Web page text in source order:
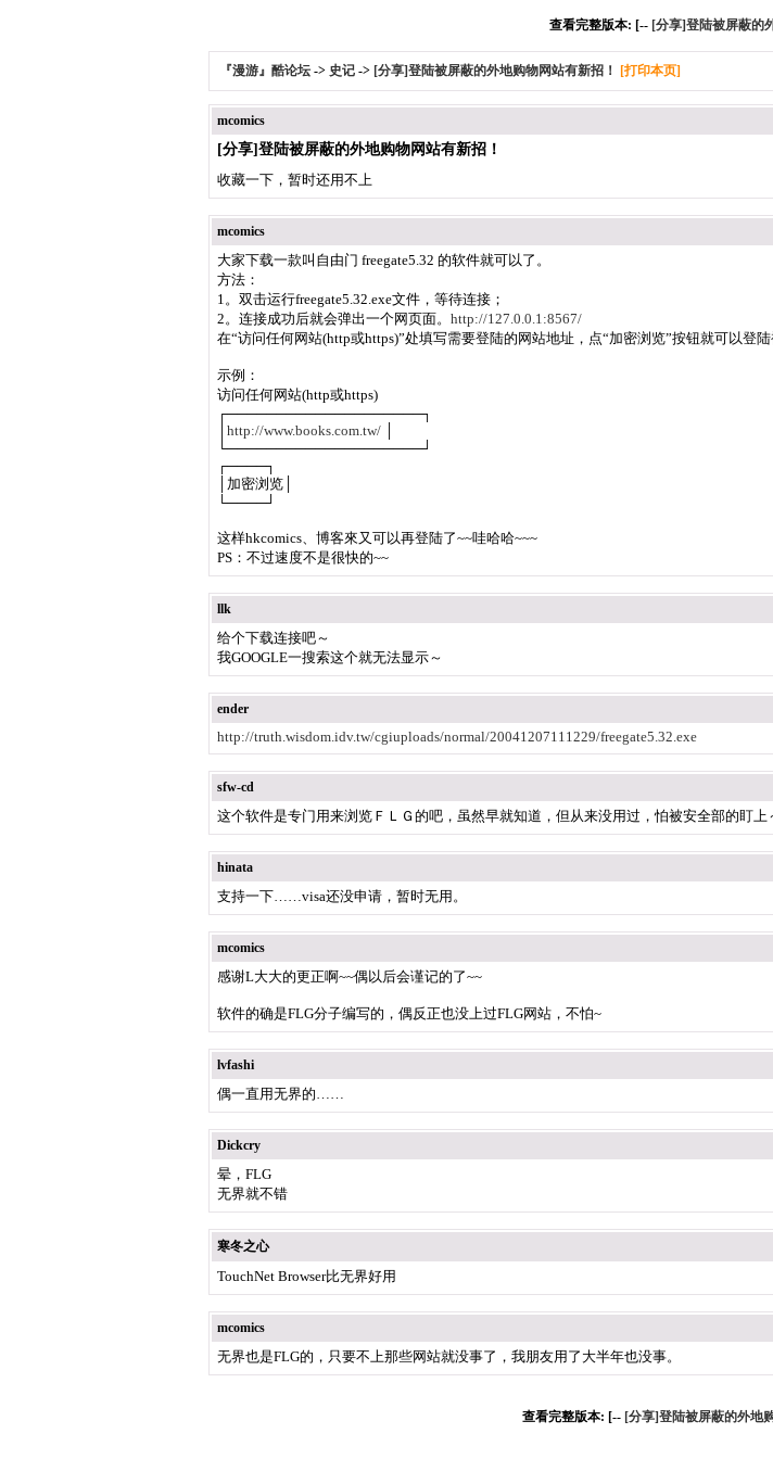
查看完整版本: [-- [分享]登陆被屏蔽的
『漫游』酷论坛 -> 史记 -> [分享]登陆被屏蔽的外地购物网站有新招！ [打印本页]
mcomics
[分享]登陆被屏蔽的外地购物网站有新招！
收藏一下，暂时还用不上
mcomics
大家下载一款叫自由门 freegate5.32 的软件就可以了。
方法：
1。双击运行freegate5.32.exe文件，等待连接；
2。连接成功后就会弹出一个网页面。 http://127.0.0.1:8567/
在“访问任何网站(http或https)”处填写需要登陆的网站地址，点“加密浏览”按钮就可以登
示例：
访问任何网站(http或https)
┌────────────────────┐
http://www.books.com.tw/
└────────────────────┘
┌────┐
│加密浏览│
└────┘
这样hkcomics、博客來又可以再登陆了~~哇哈哈~~~
PS：不过速度不是很快的~~
llk
给个下载连接吧～
我GOOGLE一搜索这个就无法显示～
ender
http://truth.wisdom.idv.tw/cgiuploads/normal/20041207111229/freegate5.32.exe
sfw-cd
这个软件是专门用来浏览ＦＬＧ的吧，虽然早就知道，但从来没用过，怕被安全部的盯上
hinata
支持一下……visa还没申请，暂时无用。
mcomics
感谢L大大的更正啊~~偶以后会谨记的了~~
软件的确是FLG分子编写的，偶反正也没上过FLG网站，不怕~
lvfashi
偶一直用无界的……
Dickcry
晕，FLG
无界就不错
寒冬之心
TouchNet Browser比无界好用
mcomics
无界也是FLG的，只要不上那些网站就没事了，我朋友用了大半年也没事。
查看完整版本: [-- [分享]登陆被屏蔽的外地